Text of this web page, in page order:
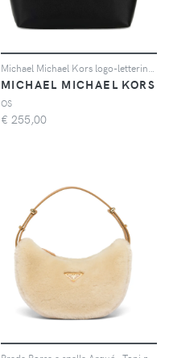
MICHAEL MICHAEL KORS
OS
€ 255,00